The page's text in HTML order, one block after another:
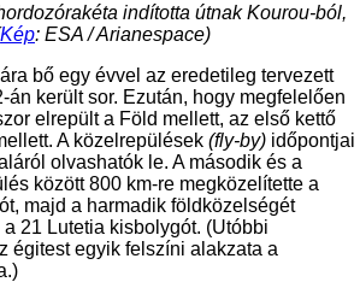
indította útnak Kourou-ból,
Kép: ESA / Arianespace)
bő egy évvel az eredetileg tervezett
án került sor. Ezután, hogy megfelelően
elrepült a Föld mellett, az első kettő
A közelrepülések (fly-by) időpontjai
olvashatók le. A második és a
között 800 km-re megközelítette a
majd a harmadik földközelségét
21 Lutetia kisbolygót. (Utóbbi
égitest egyik felszíni alakzata a